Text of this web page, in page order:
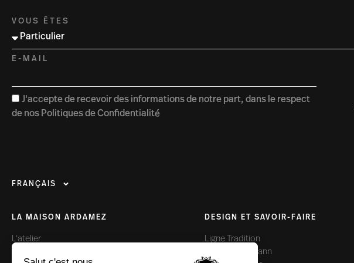
VOUS ÊTES
E-MAIL
J'accepte de recevoir des informations de notre part, dans le respect
de nos Politiques de Confidentialité
FRANÇAIS
LA MAISON ARDAMEZ
L'atelier
DESIGN ET SAVOIR-FAIRE
Ligne Tradition
Ligne Haussmann